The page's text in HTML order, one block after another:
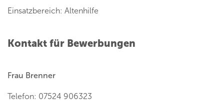
Einsatzbereich: Altenhilfe
Kontakt für Bewerbungen
Frau Brenner
Telefon: 07524 906323